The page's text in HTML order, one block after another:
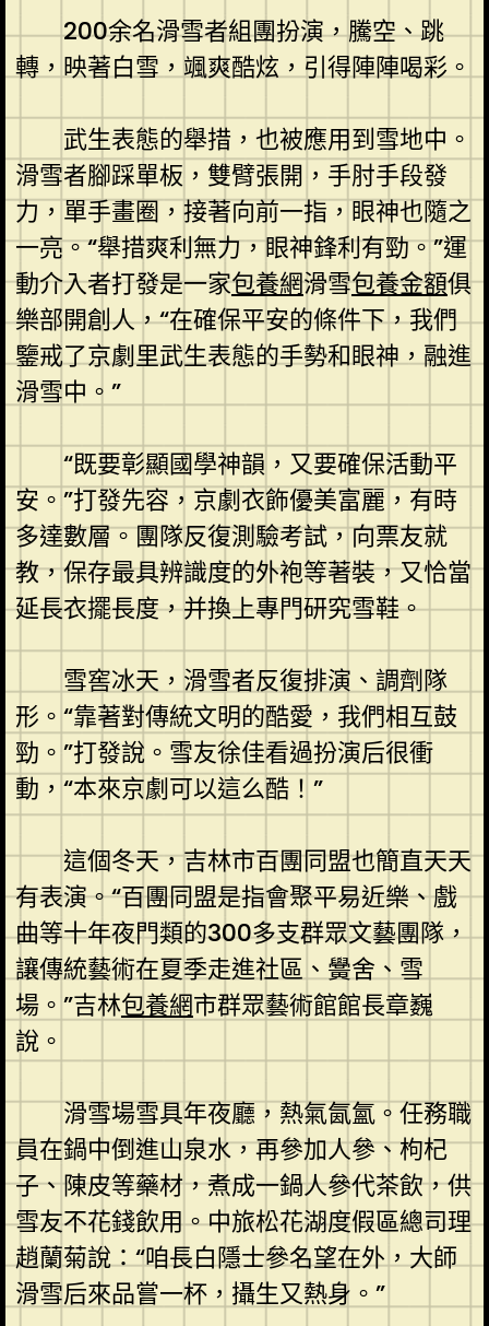
200余名滑雪者組團扮演，騰空、跳
轉，映著白雪，颯爽酷炫，引得陣陣喝彩。
武生表態的舉措，也被應用到雪地中。
滑雪者腳踩單板，雙臂張開，手肘手段發
力，單手畫圈，接著向前一指，眼神也隨之
一亮。“舉措爽利無力，眼神鋒利有勁。”運
動介入者打發是一家包養網滑雪包養金額俱
樂部開創人，“在確保平安的條件下，我們
鑒戒了京劇里武生表態的手勢和眼神，融進
滑雪中。”
“既要彰顯國學神韻，又要確保活動平
安。”打發先容，京劇衣飾優美富麗，有時
多達數層。團隊反復測驗考試，向票友就
教，保存最具辨識度的外袍等著裝，又恰當
延長衣擺長度，并換上專門研究雪鞋。
雪窖冰天，滑雪者反復排演、調劑隊
形。“靠著對傳統文明的酷愛，我們相互鼓
勁。”打發說。雪友徐佳看過扮演后很衝
動，“本來京劇可以這么酷！”
這個冬天，吉林市百團同盟也簡直天天
有表演。“百團同盟是指會聚平易近樂、戲
曲等十年夜門類的300多支群眾文藝團隊，
讓傳統藝術在夏季走進社區、黌舍、雪
場。”吉林包養網市群眾藝術館館長章巍
說。
滑雪場雪具年夜廳，熱氣氤氳。任務職
員在鍋中倒進山泉水，再參加人參、枸杞
子、陳皮等藥材，煮成一鍋人參代茶飲，供
雪友不花錢飲用。中旅松花湖度假區總司理
趙蘭菊說：“咱長白隱士參名望在外，大師
滑雪后來品嘗一杯，攝生又熱身。”